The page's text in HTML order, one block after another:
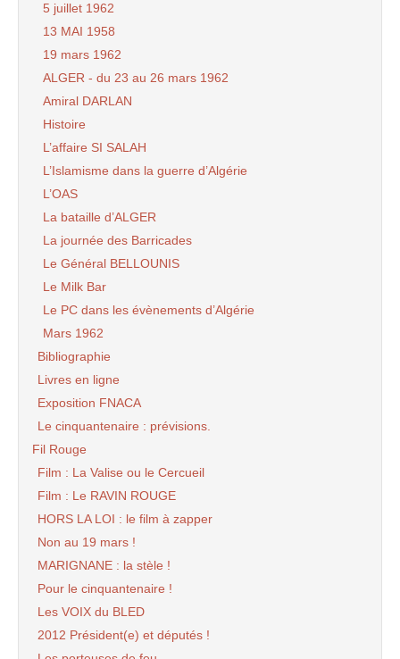
5 juillet 1962
13 MAI 1958
19 mars 1962
ALGER - du 23 au 26 mars 1962
Amiral DARLAN
Histoire
L’affaire SI SALAH
L’Islamisme dans la guerre d’Algérie
L’OAS
La bataille d’ALGER
La journée des Barricades
Le Général BELLOUNIS
Le Milk Bar
Le PC dans les évènements d’Algérie
Mars 1962
Bibliographie
Livres en ligne
Exposition FNACA
Le cinquantenaire : prévisions.
Fil Rouge
Film : La Valise ou le Cercueil
Film : Le RAVIN ROUGE
HORS LA LOI : le film à zapper
Non au 19 mars !
MARIGNANE : la stèle !
Pour le cinquantenaire !
Les VOIX du BLED
2012 Président(e) et députés !